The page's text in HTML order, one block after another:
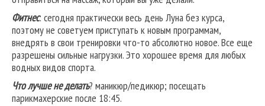
Фитнес: сегодня практически весь день Луна без курса,
поэтому не советуем приступать к новым программам,
внедрять в свои тренировки что-то абсолютно новое. Все еще
разрешены сильные нагрузки. Это хорошее время для любых
водных видов спорта.
Что лучше не делать? маникюр/педикюр; посещать
парикмахерские после 18:45.